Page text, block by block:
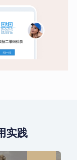
实践